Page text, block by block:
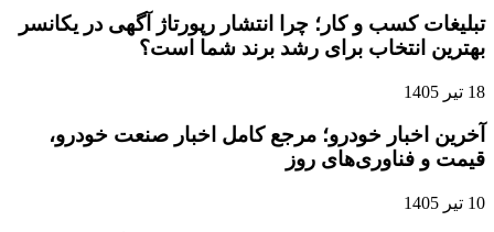
تبلیغات کسب و کار؛ چرا انتشار رپورتاژ آگهی در یکانسر
بهترین انتخاب برای رشد برند شما است؟
18 تیر 1405
آخرین اخبار خودرو؛ مرجع کامل اخبار صنعت خودرو،
قیمت و فناوری‌های روز
10 تیر 1405